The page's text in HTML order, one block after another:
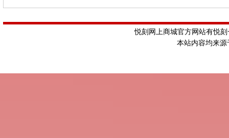
悦刻网上商城官方网站有悦
本站内容均来